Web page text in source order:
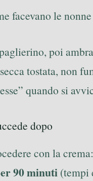
facevano le
poi
tostata, non
quando si
dopo
con la
90 minuti (tempi